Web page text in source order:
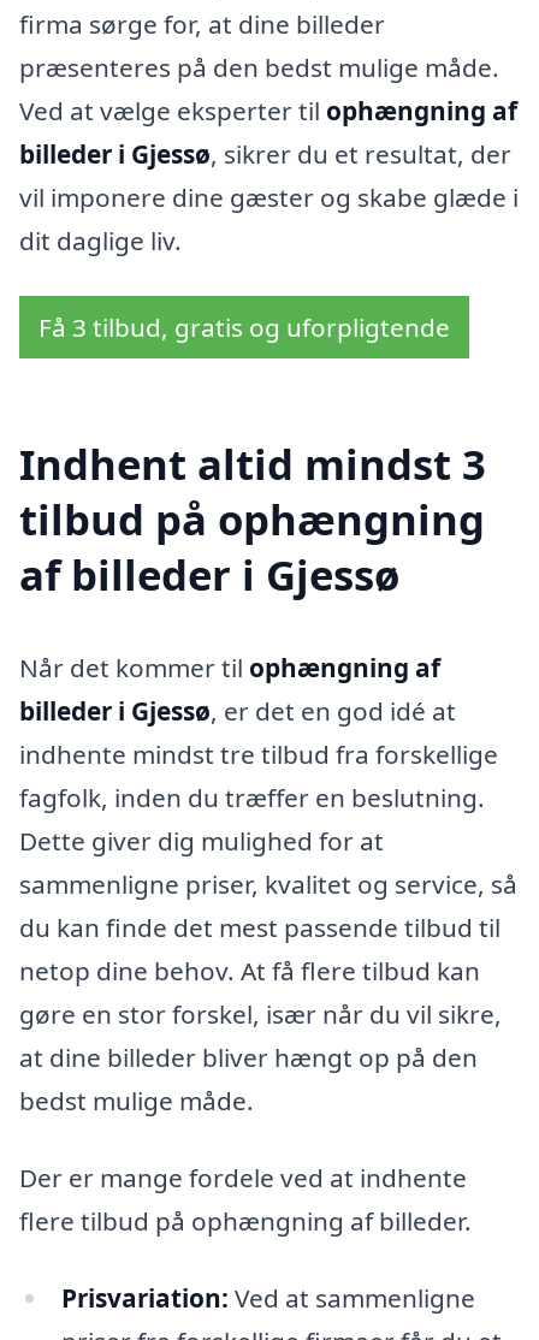
firma sørge for, at dine billeder
præsenteres på den bedst mulige måde.
Ved at vælge eksperter til ophængning af
billeder i Gjessø, sikrer du et resultat, der
vil imponere dine gæster og skabe glæde i
dit daglige liv.
Få 3 tilbud, gratis og uforpligtende
Indhent altid mindst 3
tilbud på ophængning
af billeder i Gjessø
Når det kommer til ophængning af
billeder i Gjessø, er det en god idé at
indhente mindst tre tilbud fra forskellige
fagfolk, inden du træffer en beslutning.
Dette giver dig mulighed for at
sammenligne priser, kvalitet og service, så
du kan finde det mest passende tilbud til
netop dine behov. At få flere tilbud kan
gøre en stor forskel, især når du vil sikre,
at dine billeder bliver hængt op på den
bedst mulige måde.
Der er mange fordele ved at indhente
flere tilbud på ophængning af billeder.
Prisvariation: Ved at sammenligne